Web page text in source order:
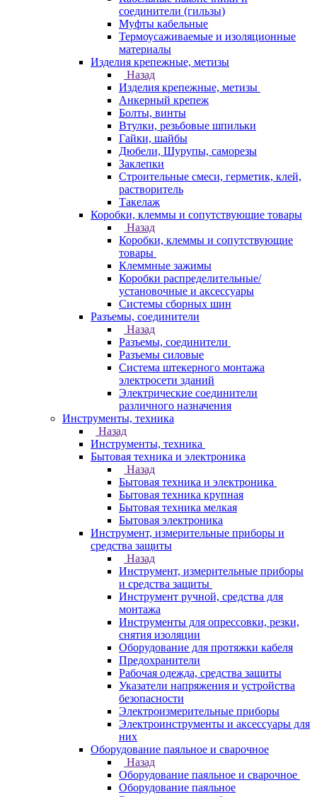
соединители (гильзы)
Муфты кабельные
Термоусаживаемые и изоляционные
материалы
Изделия крепежные, метизы
Назад
Изделия крепежные, метизы
Анкерный крепеж
Болты, винты
Втулки, резьбовые шпильки
Гайки, шайбы
Дюбели, Шурупы, саморезы
Заклепки
Строительные смеси, герметик, клей,
растворитель
Такелаж
Коробки, клеммы и сопутствующие товары
Назад
Коробки, клеммы и сопутствующие
товары
Клеммные зажимы
Коробки распределительные/
установочные и аксессуары
Системы сборных шин
Разъемы, соединители
Назад
Разъемы, соединители
Разъемы силовые
Система штекерного монтажа
электросети зданий
Электрические соединители
различного назначения
Инструменты, техника
Назад
Инструменты, техника
Бытовая техника и электроника
Назад
Бытовая техника и электроника
Бытовая техника крупная
Бытовая техника мелкая
Бытовая электроника
Инструмент, измерительные приборы и
средства защиты
Назад
Инструмент, измерительные приборы
и средства защиты
Инструмент ручной, средства для
монтажа
Инструменты для опрессовки, резки,
снятия изоляции
Оборудование для протяжки кабеля
Предохранители
Рабочая одежда, средства защиты
Указатели напряжения и устройства
безопасности
Электроизмерительные приборы
Электроинструменты и аксессуары для
них
Оборудование паяльное и сварочное
Назад
Оборудование паяльное и сварочное
Оборудование паяльное